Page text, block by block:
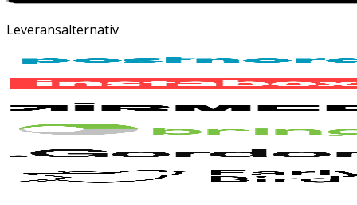
Leveransalternativ